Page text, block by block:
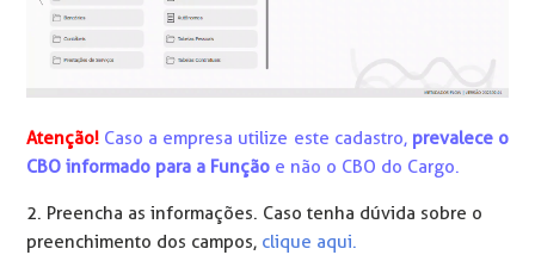
Atenção! Caso a empresa utilize este cadastro, prevalece o
CBO informado para a Função e não o CBO do Cargo.
2. Preencha as informações. Caso tenha dúvida sobre o
preenchimento dos campos, clique aqui.